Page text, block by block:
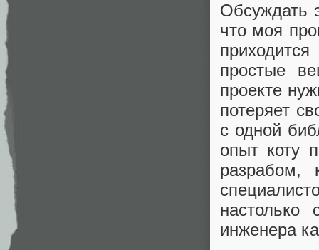
Обсуждать
что моя
простые
проекте
потеряет
с одной
опыт коту
настолько
инженера